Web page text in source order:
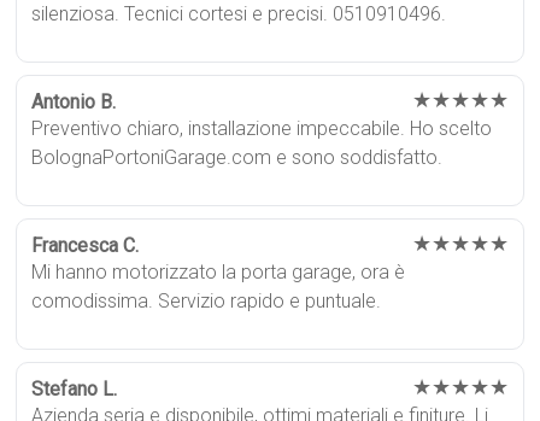
silenziosa. Tecnici cortesi e precisi. 0510910496.
Antonio B. ★★★★★
Preventivo chiaro, installazione impeccabile. Ho scelto
BolognaPortoniGarage.com e sono soddisfatto.
Francesca C. ★★★★★
Mi hanno motorizzato la porta garage, ora è
comodissima. Servizio rapido e puntuale.
Stefano L. ★★★★★
Azienda seria e disponibile, ottimi materiali e finiture. Li